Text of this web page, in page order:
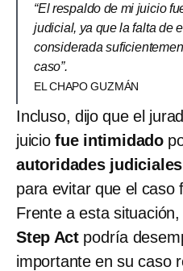
“El respaldo de mi juicio
judicial, ya que la falta de
considerada
caso”.
EL CHAPO GUZMÁN
Incluso, dijo que el
juiciofue intimidado
autoridades
para evitar que el caso
Frente a esta
Step Act podría
importante en su caso